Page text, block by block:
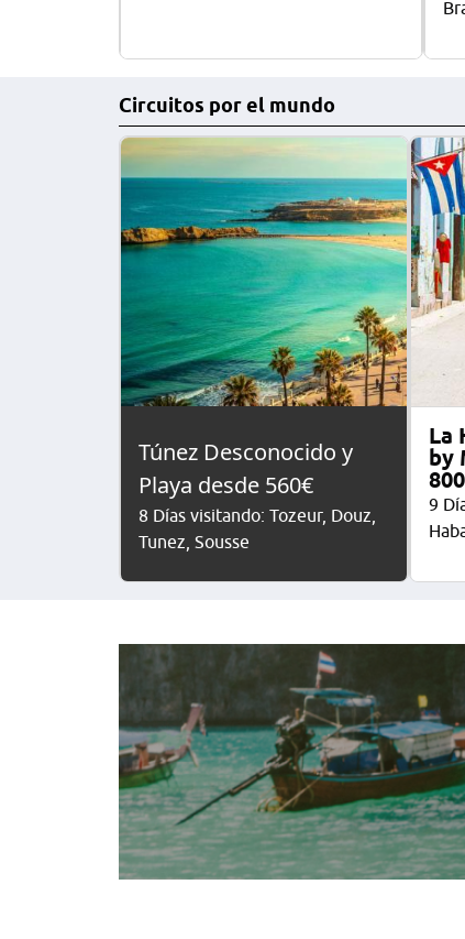
Circuitos por el mundo
Túnez Desconocido y
Playa desde 560€
8 Días visitando: Tozeur, Douz,
Tunez, Sousse
La
by
9